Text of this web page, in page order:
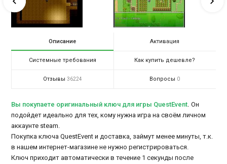
Описание Активация
Системные требования Как купить дешевле?
Отзывы 36224 Вопросы 0
Вы покупаете оригинальный ключ для игры QuestEvent. Он
подойдет идеально для тех, кому нужна игра на своём личном
аккаунте steam.
Покупка ключа QuestEvent и доставка, займут менее минуты, т.к.
в нашем интернет-магазине не нужно регистрироваться.
Ключ приходит автоматически в течение 1 секунды после